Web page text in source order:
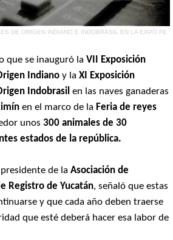
DE ORIGEN INDIANO E INDOBRASIL EN LA EXPO FE
que se inauguró laVII Exposición
Indiano y laXI Exposición
Indobrasil en las naves ganaderas
en el marco de la Feria de reyes
unos300 animales de 30
estados de la república.
de la Asociación de
Registro de Yucatán, señaló que estas
y que cada año deben traerse
que esté deberá hacer esa labor de